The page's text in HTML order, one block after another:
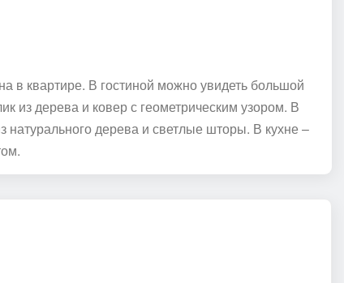
в квартире. В гостиной можно увидеть большой
из дерева и ковер с геометрическим узором. В
натурального дерева и светлые шторы. В кухне –